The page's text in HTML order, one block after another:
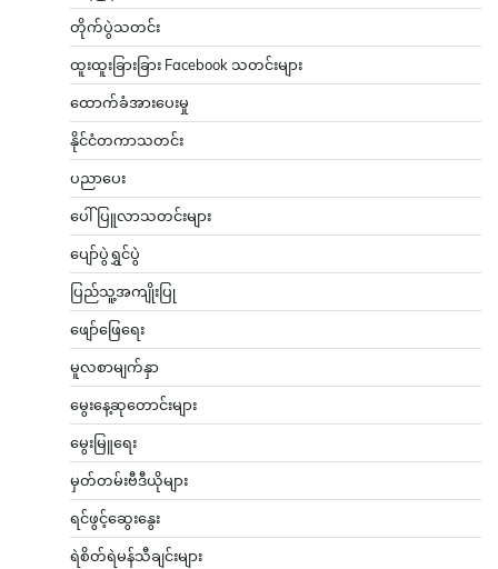
တိုက်ပွဲသတင်း
ထူးထူးခြားခြား Facebook သတင်းများ
ထောက်ခံအားပေးမှု
နိုင်ငံတကာသတင်း
ပညာပေး
ပေါ်ပြူလာသတင်းများ
ပျော်ပွဲရွှင်ပွဲ
ပြည်သူ့အကျိုးပြု
ဖျော်ဖြေရေး
မူလစာမျက်နှာ
မွေးနေ့ဆုတောင်းများ
မွေးမြူရေး
မှတ်တမ်းဗီဒီယိုများ
ရင်ဖွင့်ဆွေးနွေး
ရဲစိတ်ရဲမန်သီချင်းများ